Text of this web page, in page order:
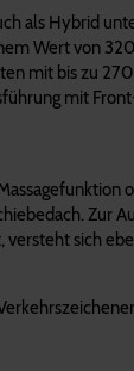
als Hybrid
Wert von
mit bis zu
mit
Zur
sich